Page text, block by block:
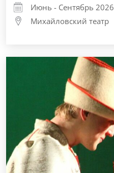
Июнь - Сентябрь 2026
Михайловский театр